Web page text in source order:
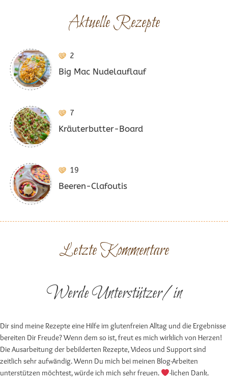
Aktuelle Rezepte
2
Big Mac Nudelauflauf
7
Kräuterbutter-Board
19
Beeren-Clafoutis
Letzte Kommentare
Werde Unterstützer/in
Dir sind meine Rezepte eine Hilfe im glutenfreien Alltag und die Ergebnisse
bereiten Dir Freude? Wenn dem so ist, freut es mich wirklich von Herzen!
Die Ausarbeitung der bebilderten Rezepte, Videos und Support sind
zeitlich sehr aufwändig. Wenn Du mich bei meinen Blog-Arbeiten
unterstützen möchtest, würde ich mich sehr freuen.
-lichen Dank.